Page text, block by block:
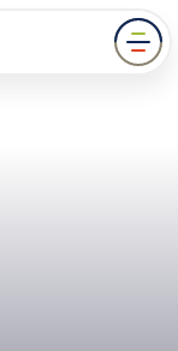
מעבר
לתוכן